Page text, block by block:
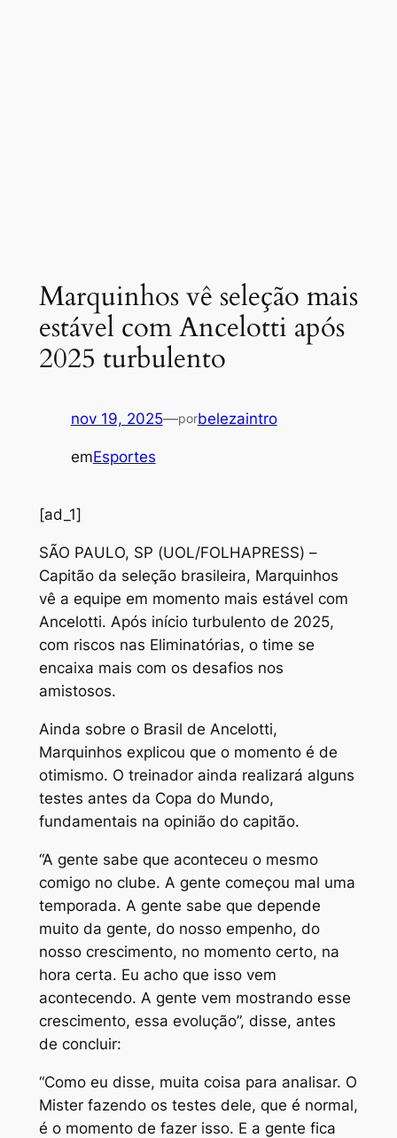
Marquinhos vê seleção mais
estável com Ancelotti após
2025 turbulento
nov 19, 2025—porbelezaintro
emEsportes
[ad_1]
SÃO PAULO, SP (UOL/FOLHAPRESS) –
Capitão da seleção brasileira, Marquinhos
vê a equipe em momento mais estável com
Ancelotti. Após início turbulento de 2025,
com riscos nas Eliminatórias, o time se
encaixa mais com os desafios nos
amistosos.
Ainda sobre o Brasil de Ancelotti,
Marquinhos explicou que o momento é de
otimismo. O treinador ainda realizará alguns
testes antes da Copa do Mundo,
fundamentais na opinião do capitão.
“A gente sabe que aconteceu o mesmo
comigo no clube. A gente começou mal uma
temporada. A gente sabe que depende
muito da gente, do nosso empenho, do
nosso crescimento, no momento certo, na
hora certa. Eu acho que isso vem
acontecendo. A gente vem mostrando esse
crescimento, essa evolução”, disse, antes
de concluir:
“Como eu disse, muita coisa para analisar. O
Mister fazendo os testes dele, que é normal,
é o momento de fazer isso. E a gente fica